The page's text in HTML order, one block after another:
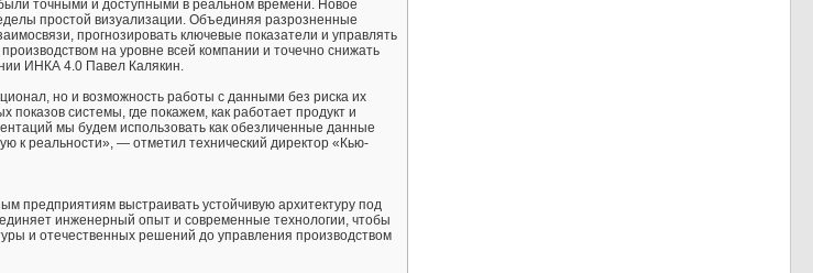
точными и доступными в реальном времени. Новое
простой визуализации. Объединяя разрозненные
прогнозировать ключевые показатели и управлять
на уровне всей компании и точечно снижать
ИНКА 4.0 Павел Калякин.
но и возможность работы с данными без риска их
системы, где покажем, как работает продукт и
мы будем использовать как обезличенные данные
к реальности», — отметил технический директор «Кью-
выстраивать устойчивую архитектуру под
инженерный опыт и современные технологии, чтобы
и отечественных решений до управления производством